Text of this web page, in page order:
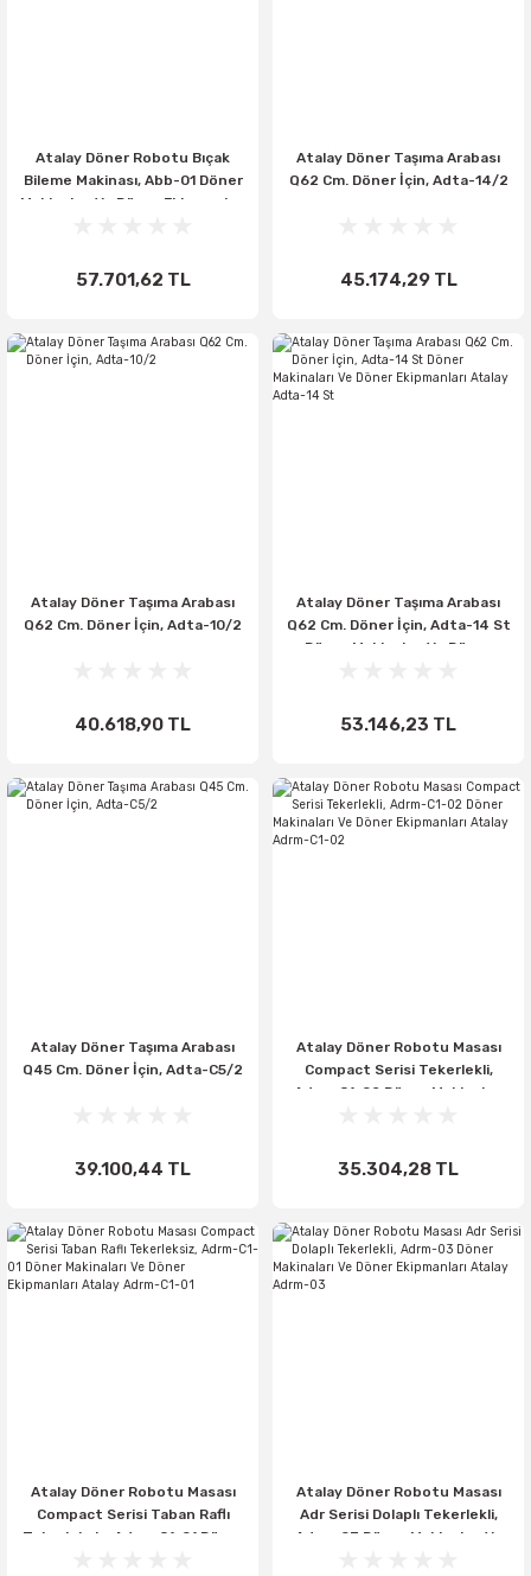
Atalay Döner Robotu Bıçak
Bileme Makinası, Abb-01 Döner
Makinaları Ve Döner Ekipmanları
57.701,62 TL
Atalay Döner Taşıma Arabası
Q62 Cm. Döner İçin, Adta-14/2
45.174,29 TL
Atalay Döner Taşıma Arabası
Q62 Cm. Döner İçin, Adta-10/2
40.618,90 TL
Atalay Döner Taşıma Arabası
Q62 Cm. Döner İçin, Adta-14 St
Döner Makinaları Ve Döner
53.146,23 TL
Atalay Döner Taşıma Arabası
Q45 Cm. Döner İçin, Adta-C5/2
39.100,44 TL
Atalay Döner Robotu Masası
Compact Serisi Tekerlekli,
Adrm-C1-02 Döner Makinaları
35.304,28 TL
Atalay Döner Robotu Masası
Compact Serisi Taban Raflı
Tekerleksiz, Adrm-C1-01 Döner
Atalay Döner Robotu Masası
Adr Serisi Dolaplı Tekerlekli,
Adrm-03 Döner Makinaları Ve